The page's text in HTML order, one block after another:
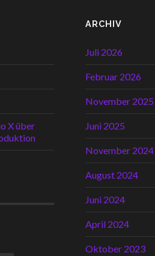
X über
ARCHIV
Juli 2026
Februar 2026
November 2025
Juni 2025
November 2024
August 2024
Juni 2024
April 2024
Oktober 2023